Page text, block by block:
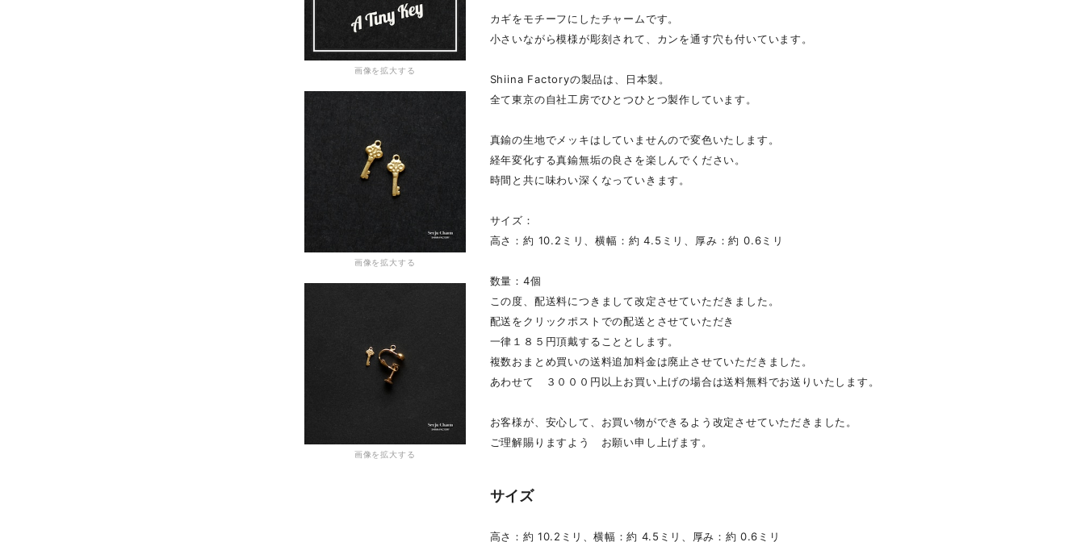
画像を拡大する
画像を拡大する
画像を拡大する
カギをモチーフにしたチャームです。
小さいながら模様が彫刻されて、カンを通す穴も付いています。
Shiina Factoryの製品は、日本製。
全て東京の自社工房でひとつひとつ製作しています。
真鍮の生地でメッキはしていませんので変色いたします。
経年変化する真鍮無垢の良さを楽しんでください。
時間と共に味わい深くなっていきます。
サイズ：
高さ：約 10.2ミリ、横幅：約 4.5ミリ、厚み：約 0.6ミリ
数量：4個
この度、配送料につきまして改定させていただきました。
配送をクリックポストでの配送とさせていただき
一律１８５円頂戴することとします。
複数おまとめ買いの送料追加料金は廃止させていただきました。
あわせて ３０００円以上お買い上げの場合は送料無料でお送りいたします。
お客様が、安心して、お買い物ができるよう改定させていただきました。
ご理解賜りますよう お願い申し上げます。
サイズ
高さ：約 10.2ミリ、横幅：約 4.5ミリ、厚み：約 0.6ミリ